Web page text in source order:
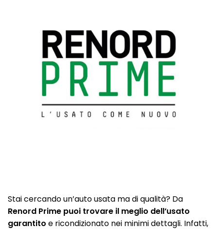
Stai cercando un’auto usata ma di qualità? Da
Renord Prime puoi trovare il meglio dell’usato
garantito e ricondizionato nei minimi dettagli. Infatti,